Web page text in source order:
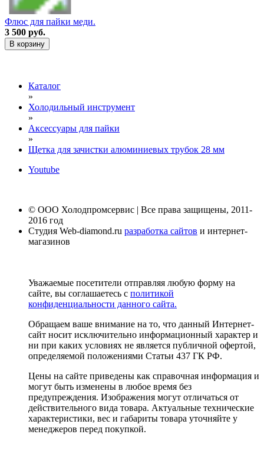
Флюс для пайки меди.
3 500 руб.
В корзину
Каталог
»
Холодильный инструмент
»
Аксессуары для пайки
»
Щетка для зачистки алюминиевых трубок 28 мм
Youtube
© ООО Холодпромсервис | Все права защищены, 2011-
2016 год
Студия Web-diamond.ru разработка сайтов и интернет-
магазинов
Уважаемые посетители отправляя любую форму на
сайте, вы соглашаетесь с политикой
конфиденциальности данного сайта.
Обращаем ваше внимание на то, что данный Интернет-
сайт носит исключительно информационный характер и
ни при каких условиях не является публичной офертой,
определяемой положениями Статьи 437 ГК РФ.
Цены на сайте приведены как справочная информация и
могут быть изменены в любое время без
предупреждения. Изображения могут отличаться от
действительного вида товара. Актуальные технические
характеристики, вес и габариты товара уточняйте у
менеджеров перед покупкой.